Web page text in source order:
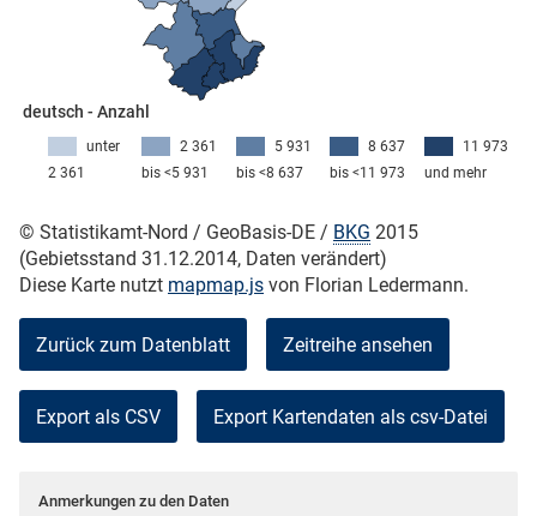
deutsch - Anzahl
11 973
und mehr
8 637
bis <11 973
5 931
bis <8 637
2 361
bis <5 931
unter
2 361
© Statistikamt-Nord / GeoBasis-DE / BKG 2015
(Gebietsstand 31.12.2014, Daten verändert)
Diese Karte nutzt mapmap.js von Florian Ledermann.
Zurück zum Datenblatt Zeitreihe ansehen
Export als CSV
Anmerkungen zu den Daten